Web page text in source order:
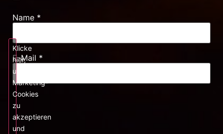
Name *
E-Mail *
Klicke
hier,
um
Marketing-
Cookies
zu
akzeptieren
und